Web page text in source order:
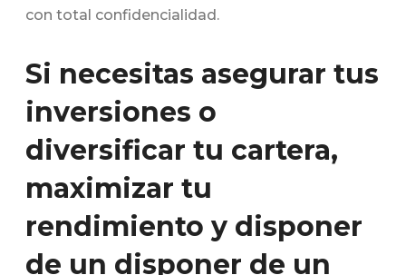
con total confidencialidad.
Si necesitas asegurar tus
inversiones o
diversificar tu cartera,
maximizar tu
rendimiento y disponer
de un disponer de un